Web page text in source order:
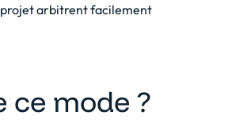
projet arbitrent facilement
ce mode ?